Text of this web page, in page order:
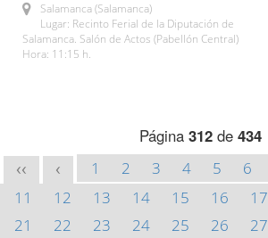
Salamanca (Salamanca)
Lugar: Recinto Ferial de la Diputación de
Salamanca. Salón de Actos (Pabellón Central)
Hora: 11:15 h.
Página 312de 434
<< < 1 2 3 4 5 6
11
12 13 14 15 16 17
21
22 23 24 25 26 27